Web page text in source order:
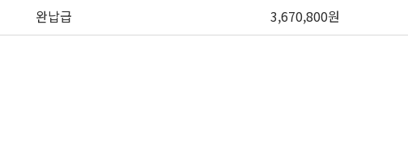
완납급 3,670,800원